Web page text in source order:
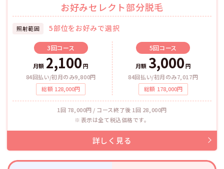
お好みセレクト部分脱毛
照射範囲 5部位をお好みで選択
3回コース
月額 2,100 円
84回払い/初月のみ9,800円
総額 128,000円
5回コース
月額 3,000円
84回払い/初月のみ7,017円
総額 178,000円
1回 78,000円 / コース終了後 1回 28,000円
表示は全て税込価格です。